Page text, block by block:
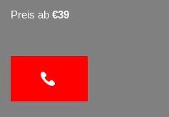
Preis ab €39